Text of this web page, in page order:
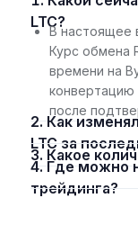
LTC?
В настоящее
Курс обмена
времени на
конвертацию
после
2. Как изменялся обменный курс RON на
LTC за
3. Какое
4. Где можно найти ресурсы для изучения
трейдинга?